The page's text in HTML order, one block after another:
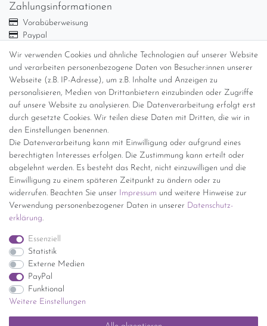
Wir verwenden Cookies und ähnliche Technologien auf unserer Website
und verarbeiten personenbezogene Daten von Besucher:innen unserer
Webseite (z.B. IP-Adresse), um z.B. Inhalte und Anzeigen zu
personalisieren, Medien von Drittanbietern einzubinden oder Zugriffe
auf unsere Website zu analysieren. Die Datenverarbeitung erfolgt erst
durch gesetzte Cookies. Wir teilen diese Daten mit Dritten, die wir in
den Einstellungen benennen.
Die Datenverarbeitung kann mit Einwilligung oder aufgrund eines
berechtigten Interesses erfolgen. Die Zustimmung kann erteilt oder
abgelehnt werden. Es besteht das Recht, nicht einzuwilligen und die
Einwilligung zu einem späteren Zeitpunkt zu ändern oder zu
widerrufen. Beachten Sie unser Impressum und weitere Hinweise zur
Verwendung personenbezogener Daten in unserer Daten­schutz­
erklärung.
Essenziell
Statistik
Externe Medien
PayPal
Funktional
Weitere Einstellungen
Zahlungsinformationen
Vorabüberweisung
Paypal
Versandinformationen
Versand per GLS (6,90 Euro) oder DHL (8,49 Euro ) inkl. MwSt.
(innerhalb Deutschlands)
kostenfreie Lieferung ab 150 Euro Warenwert (innerhalb
Deutschlands)
Übersicht Internationale Versandkosten
Wir kaufen an
Sie haben zuviel Porzellan im Schrank? Gerne kaufen wir dieses an.
Einfach unverbindliches Angebot anfordern.
*Endpreis inkl. MwSt. (Dieser Artikel unterliegt gem. § 25a
UStG der Differenzbesteuerung, ein Ausweis der
Mehrwertsteuer auf der Rechnung erfolgt nicht.)
Impressum Daten­schutz­erklärung